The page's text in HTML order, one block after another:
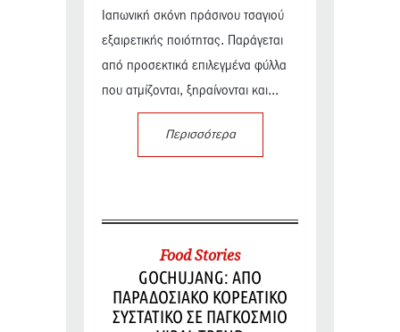
Ιαπωνική σκόνη πράσινου τσαγιού
εξαιρετικής ποιότητας. Παράγεται
από προσεκτικά επιλεγμένα φύλλα
που ατμίζονται, ξηραίνονται και...
Περισσότερα
Food Stories
GOCHUJANG: ΑΠΟ
ΠΑΡΑΔΟΣΙΑΚΟ ΚΟΡΕΑΤΙΚΟ
ΣΥΣΤΑΤΙΚΟ ΣΕ ΠΑΓΚΟΣΜΙΟ